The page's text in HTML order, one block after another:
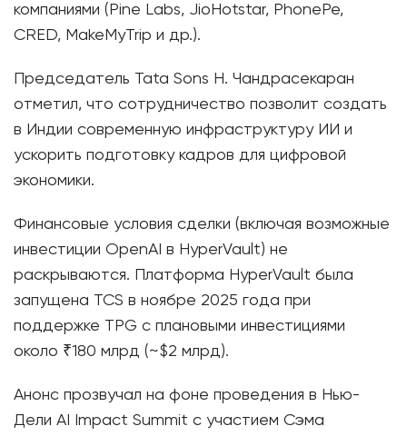
компаниями (Pine Labs, JioHotstar, PhonePe,
CRED, MakeMyTrip и др.).
Председатель Tata Sons Н. Чандрасекаран
отметил, что сотрудничество позволит создать
в Индии современную инфраструктуру ИИ и
ускорить подготовку кадров для цифровой
экономики.
Финансовые условия сделки (включая возможные
инвестиции OpenAI в HyperVault) не
раскрываются. Платформа HyperVault была
запущена TCS в ноябре 2025 года при
поддержке TPG с плановыми инвестициями
около ₹180 млрд (~$2 млрд).
Анонс прозвучал на фоне проведения в Нью-
Дели AI Impact Summit с участием Сэма